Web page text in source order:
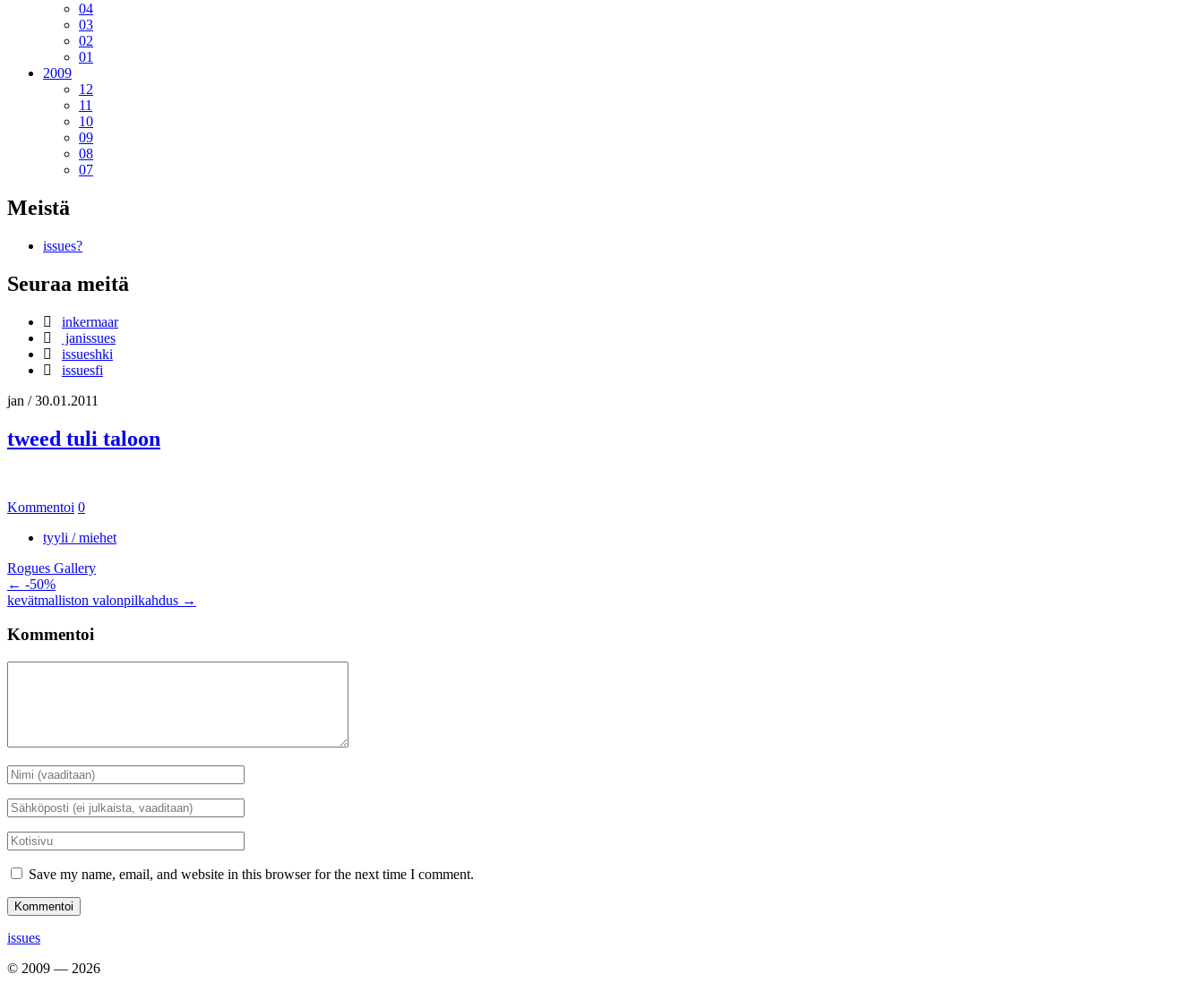
04
03
02
01
2009
12
11
10
09
08
07
Meistä
issues?
Seuraa meitä
inkermaar
janissues
issueshki
issuesfi
jan /30.01.2011
tweed tuli taloon
Kommentoi 0
tyyli / miehet
Rogues Gallery
Artikkelien
selaus
← -50%
kevätmalliston valonpilkahdus →
Kommentoi
Nimi
*
Sähköposti
*
Kotisivu
Save my name, email, and website in this browser for the next time I comment.
issues
© 2009 — 2026